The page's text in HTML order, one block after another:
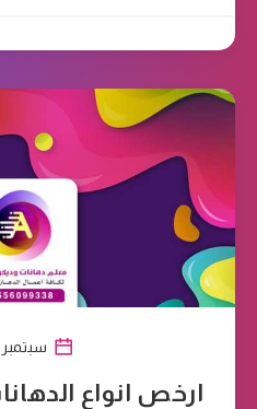
سبتمبر 5, 2019
ارخص انواع